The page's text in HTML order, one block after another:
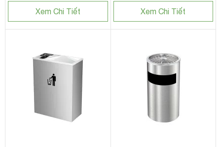
Xem Chi Tiết Xem Chi Tiết